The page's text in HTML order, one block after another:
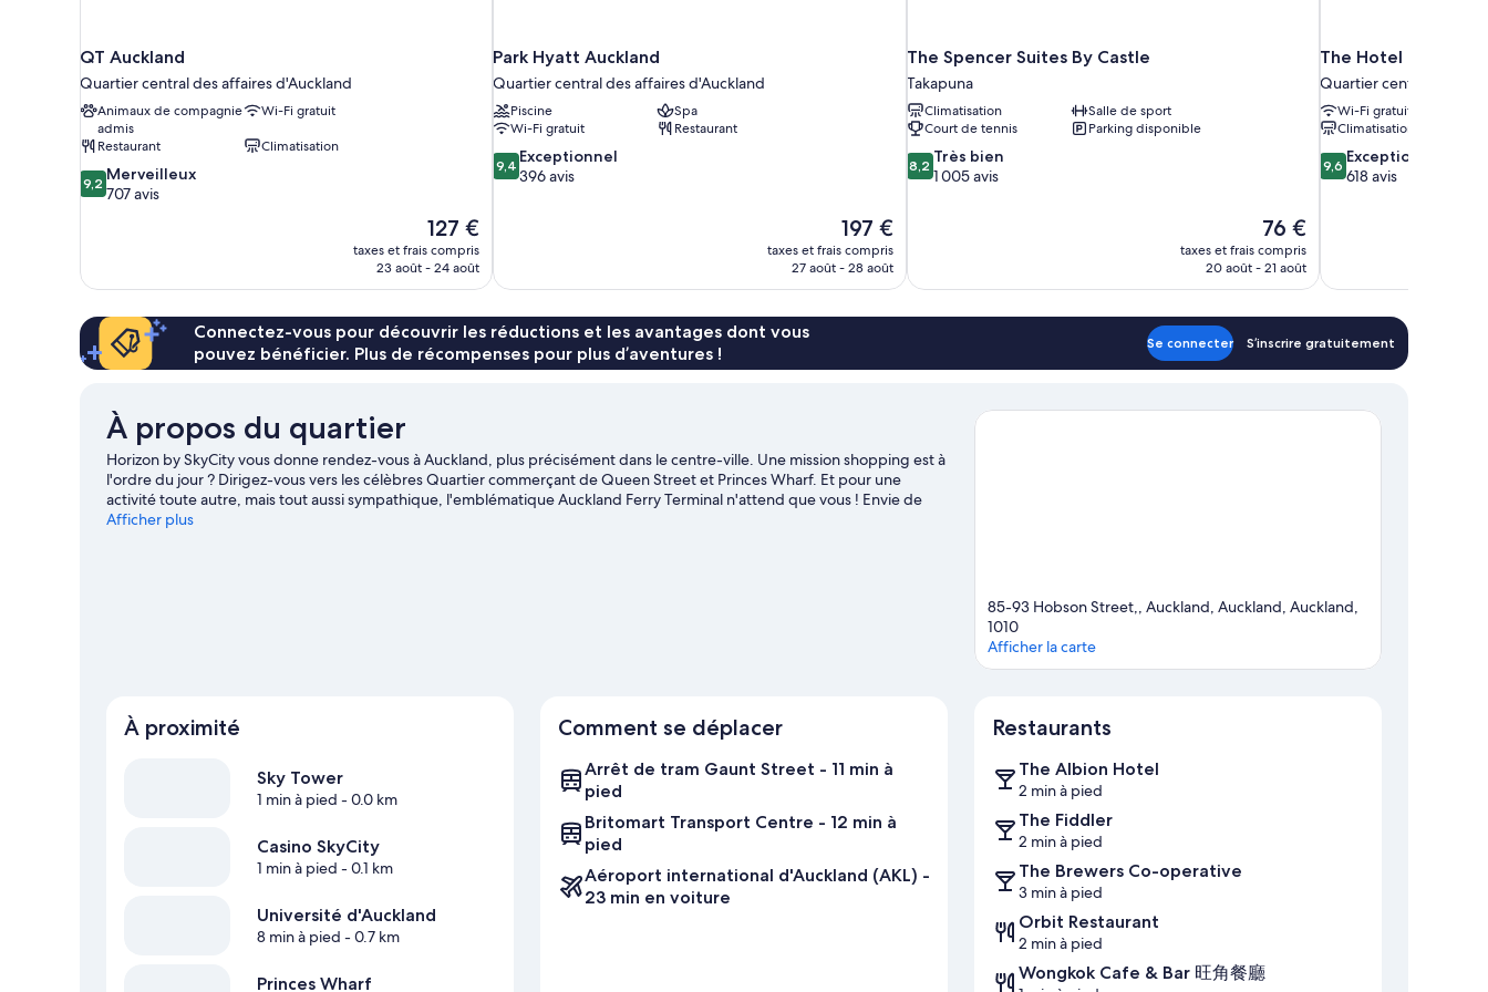
QT Auckland
Quartier central des affaires d'Auckland
Animaux de compagnie
admis
Wi-Fi gratuit
Restaurant
Climatisation
9.2
sur
9,2 Merveilleux
707 avis
Le
nouveau
prix
127 €
127 €
taxes et frais compris
23 août - 24 août
Park Hyatt Auckland
Quartier central des affaires d'Auckland
Piscine
Spa
Wi-Fi gratuit
Restaurant
9.4
sur
9,4 Exceptionnel
396 avis
Le
nouveau
prix
197 €
197 €
taxes et frais compris
27 août - 28 août
The Spencer Suites By Castle
Takapuna
Climatisation
Salle de sport
Court de tennis
Parking disponible
8.2
sur
8,2 Très bien
1 005 avis
Le
nouveau
prix
76 €
76 €
taxes et frais compris
20 août - 21 août
The Hotel Britomart
Quartier central des
Wi-Fi gratuit
Climatisation
9.6
sur
9,6 Exceptionnel
618 avis
Connectez-vous pour découvrir les réductions et les avantages dont vous
pouvez bénéficier. Plus de récompenses pour plus d’aventures !
Se connecter S’inscrire gratuitement
À propos du quartier
Horizon by SkyCity vous donne rendez-vous à Auckland, plus précisément dans le centre-ville. Une mission shopping est à
l'ordre du jour ? Dirigez-vous vers les célèbres Quartier commerçant de Queen Street et Princes Wharf. Et pour une
activité toute autre, mais tout aussi sympathique, l'emblématique Auckland Ferry Terminal n'attend que vous ! Envie de
vibrer le temps d'une soirée ? Consultez l'affiche des illustres Arène polyvalente Spark Arena et Eden Park.
Afficher plus
85-93 Hobson Street,, Auckland, Auckland, Auckland,
1010
Afficher la carte
À proximité
Sky Tower
1 min à pied - 0.0 km
Casino SkyCity
1 min à pied - 0.1 km
Université d'Auckland
8 min à pied - 0.7 km
Princes Wharf
Comment se déplacer
Arrêt de tram Gaunt Street - 11 min à
pied
Britomart Transport Centre - 12 min à
pied
Aéroport international d'Auckland (AKL) -
23 min en voiture
Restaurants
The Albion Hotel
2 min à pied
The Fiddler
2 min à pied
The Brewers Co-operative
3 min à pied
Orbit Restaurant
2 min à pied
Wongkok Cafe & Bar 旺角餐廳